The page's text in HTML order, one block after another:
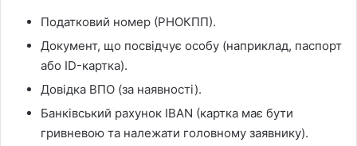
Податковий номер (РНОКПП).
Документ, що посвідчує особу (наприклад, паспорт
або ID-картка).
Довідка ВПО (за наявності).
Банківський рахунок IBAN (картка має бути
гривневою та належати головному заявнику).